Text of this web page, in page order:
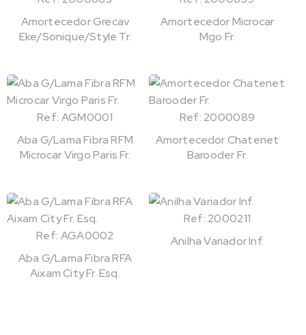
Amortecedor Grecav
Eke/Sonique/Style Tr.
Amortecedor Microcar
Mgo Fr.
Ref: AGM0001
Aba G/Lama Fibra RFM
Microcar Virgo Paris Fr.
Ref: 2000089
Amortecedor Chatenet
Barooder Fr.
Ref: AGA0002
Aba G/Lama Fibra RFA
Aixam City Fr. Esq.
Ref: 2000211
Anilha Variador Inf.